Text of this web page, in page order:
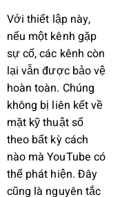
Với thiết lập này,
nếu một kênh gặp
sự cố, các kênh còn
lại vẫn được bảo vệ
hoàn toàn. Chúng
không bị liên kết về
mặt kỹ thuật số
theo bất kỳ cách
nào mà YouTube có
thể phát hiện. Đây
cũng là nguyên tắc